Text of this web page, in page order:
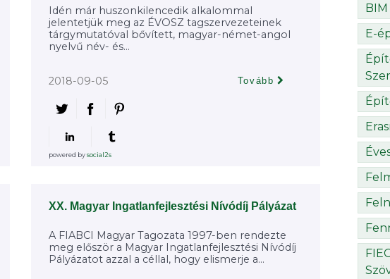
Idén már huszonkilencedik alkalommal
jelentetjük meg az ÉVOSZ tagszervezeteinek
tárgymutatóval bővített, magyar-német-angol
nyelvű név- és...
2018-09-05 Tovább
powered bysocial2s
XX. Magyar Ingatlanfejlesztési Nívódíj Pályázat
A FIABCI Magyar Tagozata 1997-ben rendezte
meg először a Magyar Ingatlanfejlesztési Nívódíj
Pályázatot azzal a céllal, hogy elismerje a...
BIM
E-